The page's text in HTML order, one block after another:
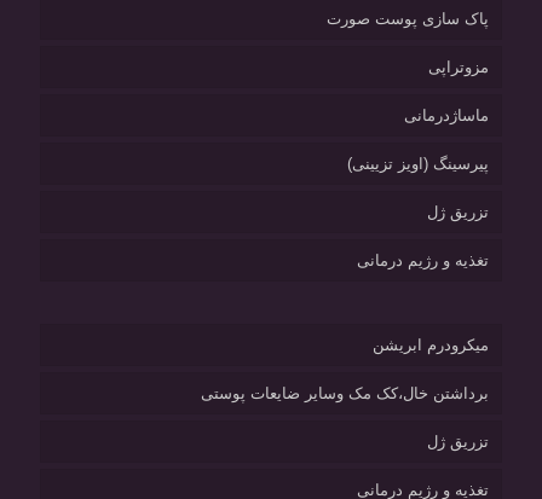
پاک سازی پوست صورت
مزوتراپی
ماساژدرمانی
پیرسینگ (اویز تزیینی)
تزریق ژل
تغذیه و رژیم درمانی
میکرودرم ابریشن
برداشتن خال،کک مک وسایر ضایعات پوستی
تزریق ژل
تغذیه و رژیم درمانی